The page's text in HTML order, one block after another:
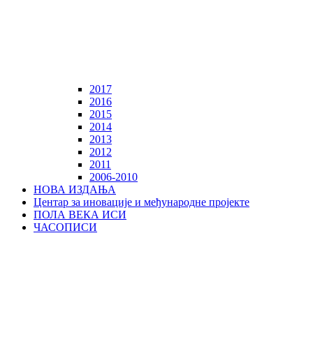
2017
2016
2015
2014
2013
2012
2011
2006-2010
НОВА ИЗДАЊА
Центар за иновације и међународне пројекте
ПОЛА ВЕКА ИСИ
ЧАСОПИСИ